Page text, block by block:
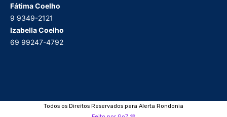
Fátima Coelho
9 9349-2121
Izabella Coelho
69 99247-4792
Todos os Direitos Reservados para Alerta Rondonia